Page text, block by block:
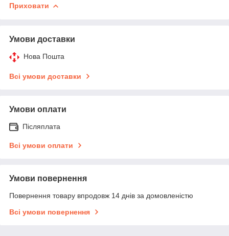
Приховати
Умови доставки
Нова Пошта
Всі умови доставки
Умови оплати
Післяплата
Всі умови оплати
Умови повернення
Повернення товару впродовж 14 днів за домовленістю
Всі умови повернення